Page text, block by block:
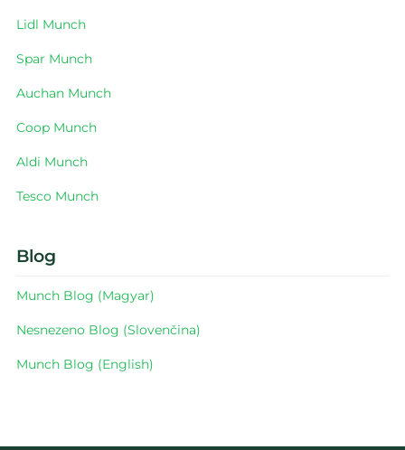
Lidl Munch
Spar Munch
Auchan Munch
Coop Munch
Aldi Munch
Tesco Munch
Blog
Munch Blog (Magyar)
Nesnezeno Blog (Slovenčina)
Munch Blog (English)